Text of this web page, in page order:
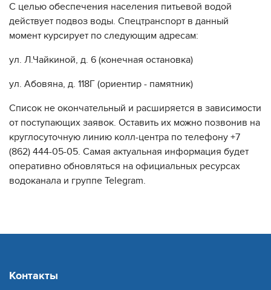
С целью обеспечения населения питьевой водой
действует подвоз воды. Спецтранспорт в данный
момент курсирует по следующим адресам:
ул. Л.Чайкиной, д. 6 (конечная остановка)
ул. Абовяна, д. 118Г (ориентир - памятник)
Список не окончательный и расширяется в зависимости
от поступающих заявок. Оставить их можно позвонив на
круглосуточную линию колл-центра по телефону +7
(862) 444-05-05. Самая актуальная информация будет
оперативно обновляться на официальных ресурсах
водоканала и группе Telegram.
Контакты